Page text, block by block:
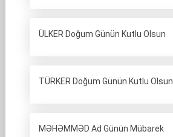
ÜLKER Doğum Günün Kutlu Olsun
TÜRKER Doğum Günün Kutlu Olsun
MƏHƏMMƏD Ad Günün Mübarek